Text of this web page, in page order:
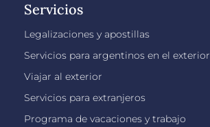
Servicios
Legalizaciones y apostillas
Servicios para argentinos en el exterior
Viajar al exterior
Servicios para extranjeros
Programa de vacaciones y trabajo